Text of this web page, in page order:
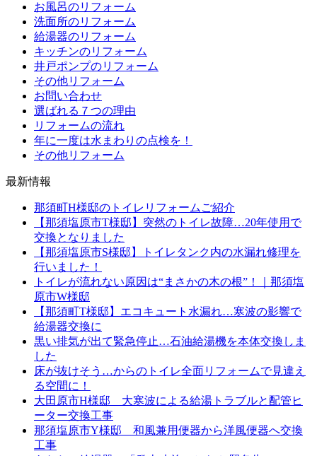
お風呂のリフォーム
洗面所のリフォーム
給湯器のリフォーム
キッチンのリフォーム
井戸ポンプのリフォーム
その他リフォーム
お問い合わせ
選ばれる７つの理由
リフォームの流れ
年に一度は水まわりの点検を！
その他リフォーム
最新情報
那須町H様邸のトイレリフォームご紹介
【那須塩原市T様邸】突然のトイレ故障…20年使用で
交換となりました
【那須塩原市S様邸】トイレタンク内の水漏れ修理を
行いました！
トイレが流れない原因は“まさかの木の根”！｜那須塩
原市W様邸
【那須町T様邸】エコキュート水漏れ…寒波の影響で
給湯器交換に
黒い排気が出て緊急停止…石油給湯機を本体交換しま
した
床が抜けそう…からのトイレ全面リフォームで見違え
る空間に！
大田原市H様邸 大寒波による給湯トラブルと配管ヒ
ーター交換工事
那須塩原市Y様邸 和風兼用便器から洋風便器へ交換
工事